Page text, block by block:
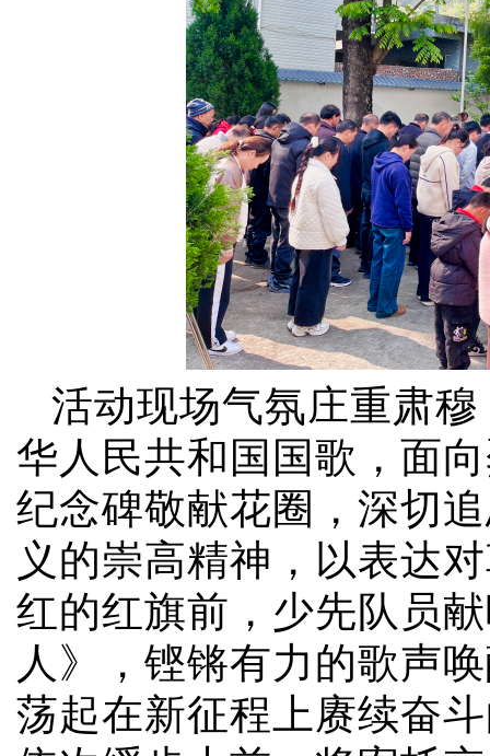
活动现场气氛庄重肃
华人民共和国国歌，面
纪念碑敬献花圈，深切
义的崇高精神，以表达
红的红旗前，少先队员
人》，铿锵有力的歌声
荡起在新征程上赓续奋